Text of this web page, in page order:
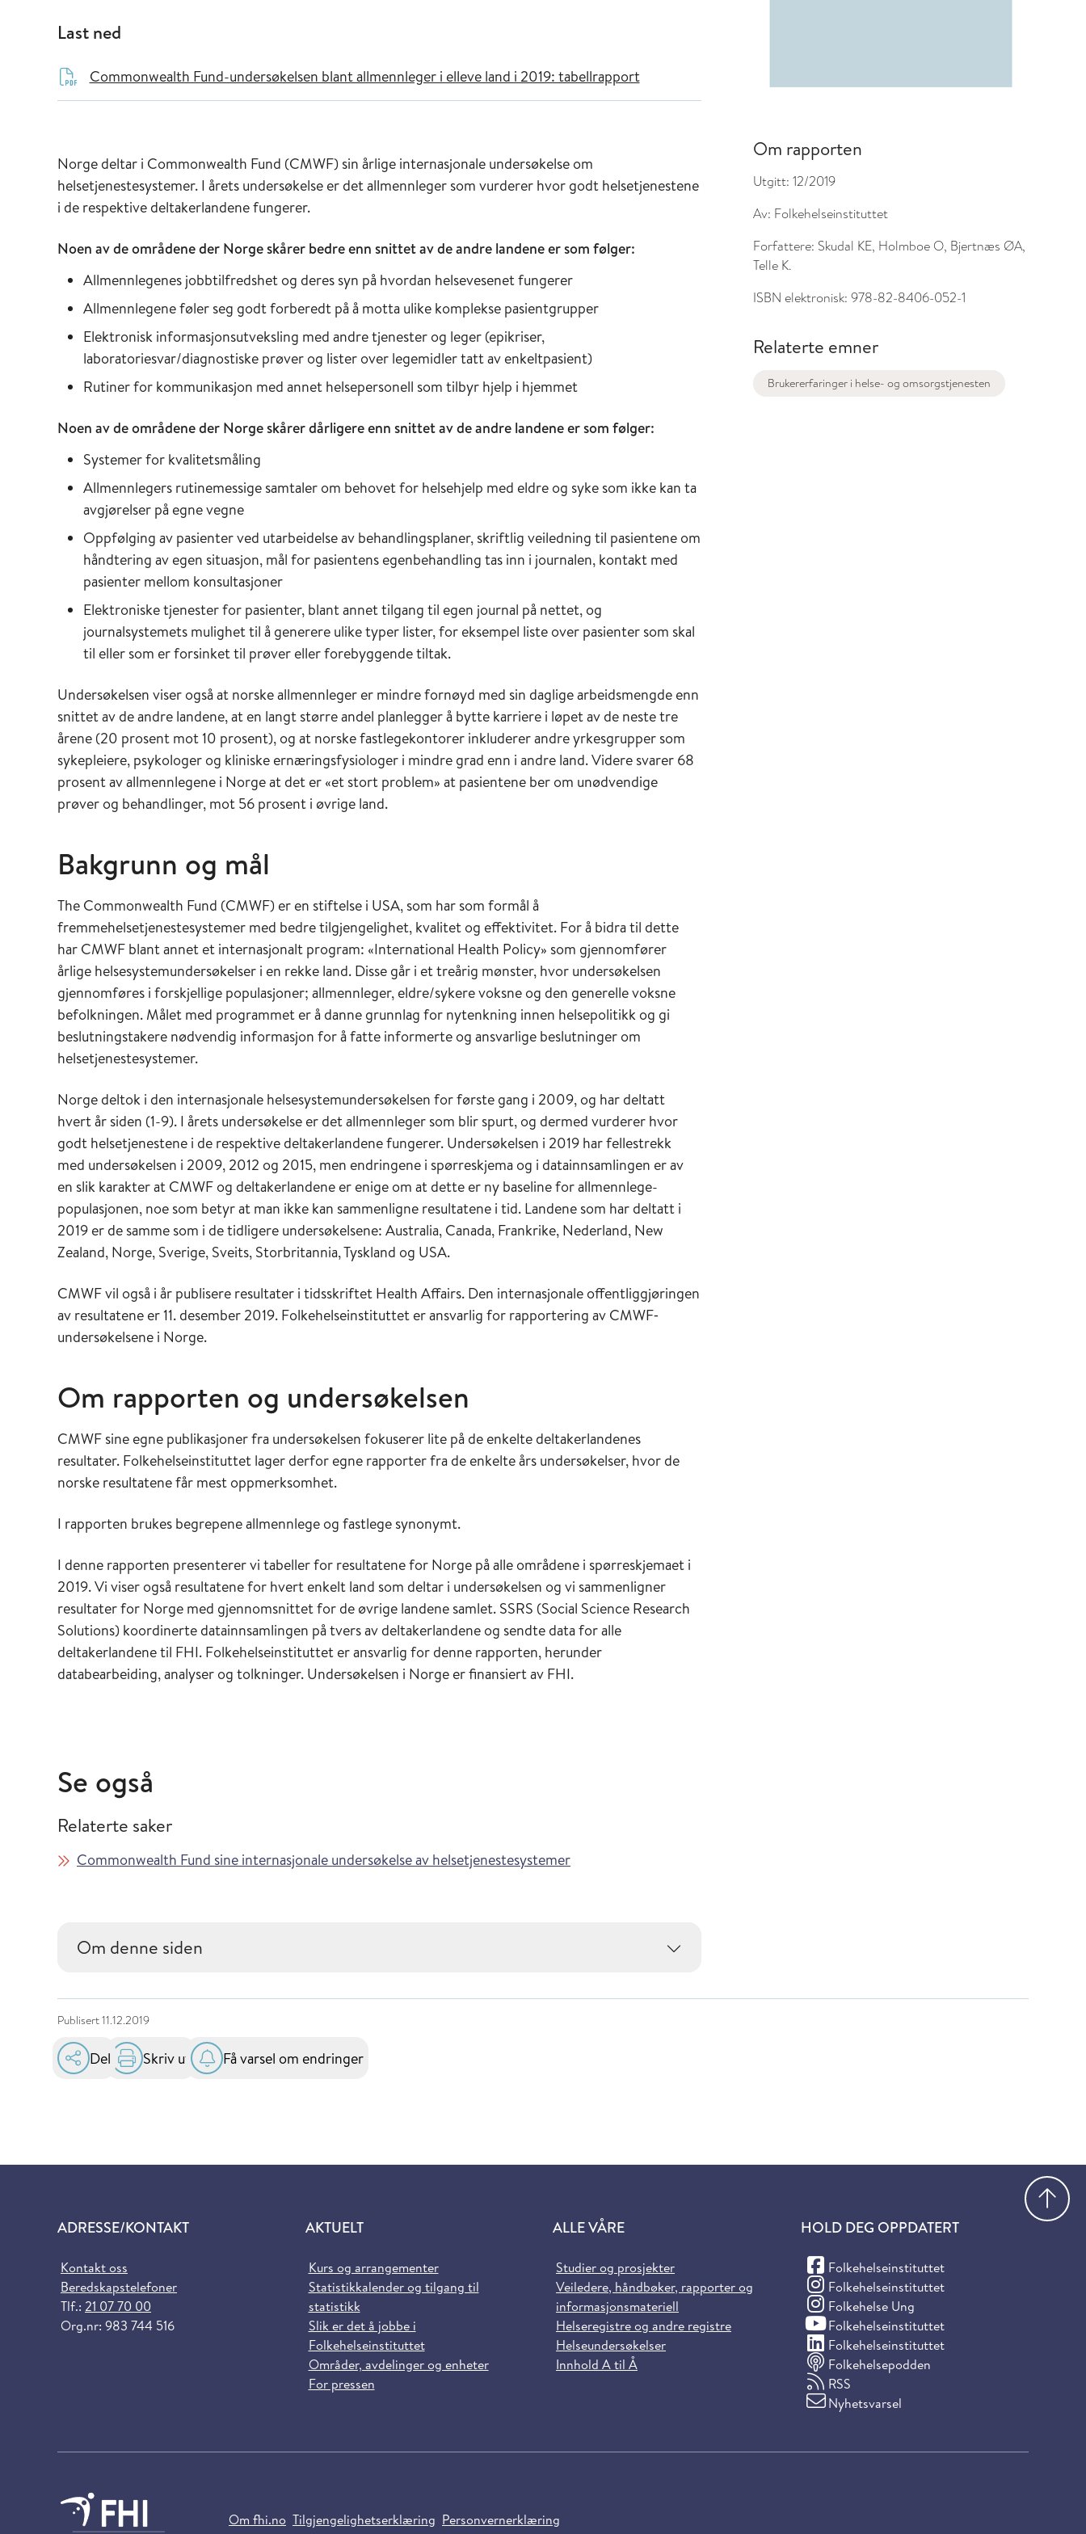
Last ned
Commonwealth Fund-undersøkelsen blant allmennleger i elleve land i 2019: tabellrapport
Norge deltar i Commonwealth Fund (CMWF) sin årlige internasjonale undersøkelse om
helsetjenestesystemer. I årets undersøkelse er det allmennleger som vurderer hvor godt helsetjenestene
i de respektive deltakerlandene fungerer.
Noen av de områdene der Norge skårer bedre enn snittet av de andre landene er som følger:
Allmennlegenes jobbtilfredshet og deres syn på hvordan helsevesenet fungerer
Allmennlegene føler seg godt forberedt på å motta ulike komplekse pasientgrupper
Elektronisk informasjonsutveksling med andre tjenester og leger (epikriser,
laboratoriesvar/diagnostiske prøver og lister over legemidler tatt av enkeltpasient)
Rutiner for kommunikasjon med annet helsepersonell som tilbyr hjelp i hjemmet
Noen av de områdene der Norge skårer dårligere enn snittet av de andre landene er som følger:
Systemer for kvalitetsmåling
Allmennlegers rutinemessige samtaler om behovet for helsehjelp med eldre og syke som ikke kan ta
avgjørelser på egne vegne
Oppfølging av pasienter ved utarbeidelse av behandlingsplaner, skriftlig veiledning til pasientene om
håndtering av egen situasjon, mål for pasientens egenbehandling tas inn i journalen, kontakt med
pasienter mellom konsultasjoner
Elektroniske tjenester for pasienter, blant annet tilgang til egen journal på nettet, og
journalsystemets mulighet til å generere ulike typer lister, for eksempel liste over pasienter som skal
til eller som er forsinket til prøver eller forebyggende tiltak.
Undersøkelsen viser også at norske allmennleger er mindre fornøyd med sin daglige arbeidsmengde enn
snittet av de andre landene, at en langt større andel planlegger å bytte karriere i løpet av de neste tre
årene (20 prosent mot 10 prosent), og at norske fastlegekontorer inkluderer andre yrkesgrupper som
sykepleiere, psykologer og kliniske ernæringsfysiologer i mindre grad enn i andre land. Videre svarer 68
prosent av allmennlegene i Norge at det er «et stort problem» at pasientene ber om unødvendige
prøver og behandlinger, mot 56 prosent i øvrige land.
Bakgrunn og mål
The Commonwealth Fund (CMWF) er en stiftelse i USA, som har som formål å
fremmehelsetjenestesystemer med bedre tilgjengelighet, kvalitet og effektivitet. For å bidra til dette
har CMWF blant annet et internasjonalt program: «International Health Policy» som gjennomfører
årlige helsesystemundersøkelser i en rekke land. Disse går i et treårig mønster, hvor undersøkelsen
gjennomføres i forskjellige populasjoner; allmennleger, eldre/sykere voksne og den generelle voksne
befolkningen. Målet med programmet er å danne grunnlag for nytenkning innen helsepolitikk og gi
beslutningstakere nødvendig informasjon for å fatte informerte og ansvarlige beslutninger om
helsetjenestesystemer.
Norge deltok i den internasjonale helsesystemundersøkelsen for første gang i 2009, og har deltatt
hvert år siden (1-9). I årets undersøkelse er det allmennleger som blir spurt, og dermed vurderer hvor
godt helsetjenestene i de respektive deltakerlandene fungerer. Undersøkelsen i 2019 har fellestrekk
med undersøkelsen i 2009, 2012 og 2015, men endringene i spørreskjema og i datainnsamlingen er av
en slik karakter at CMWF og deltakerlandene er enige om at dette er ny baseline for allmennlege-
populasjonen, noe som betyr at man ikke kan sammenligne resultatene i tid. Landene som har deltatt i
2019 er de samme som i de tidligere undersøkelsene: Australia, Canada, Frankrike, Nederland, New
Zealand, Norge, Sverige, Sveits, Storbritannia, Tyskland og USA.
CMWF vil også i år publisere resultater i tidsskriftet Health Affairs. Den internasjonale offentliggjøringen
av resultatene er 11. desember 2019. Folkehelseinstituttet er ansvarlig for rapportering av CMWF‐
undersøkelsene i Norge.
Om rapporten og undersøkelsen
CMWF sine egne publikasjoner fra undersøkelsen fokuserer lite på de enkelte deltakerlandenes
resultater. Folkehelseinstituttet lager derfor egne rapporter fra de enkelte års undersøkelser, hvor de
norske resultatene får mest oppmerksomhet.
I rapporten brukes begrepene allmennlege og fastlege synonymt.
I denne rapporten presenterer vi tabeller for resultatene for Norge på alle områdene i spørreskjemaet i
2019. Vi viser også resultatene for hvert enkelt land som deltar i undersøkelsen og vi sammenligner
resultater for Norge med gjennomsnittet for de øvrige landene samlet. SSRS (Social Science Research
Solutions) koordinerte datainnsamlingen på tvers av deltakerlandene og sendte data for alle
deltakerlandene til FHI. Folkehelseinstituttet er ansvarlig for denne rapporten, herunder
databearbeiding, analyser og tolkninger. Undersøkelsen i Norge er finansiert av FHI.
Se også
Relaterte saker
Commonwealth Fund sine internasjonale undersøkelse av helsetjenestesystemer
Om denne siden
Om rapporten
Utgitt: 12/2019
Av: Folkehelseinstituttet
Forfattere: Skudal KE, Holmboe O, Bjertnæs ØA,
Telle K.
ISBN elektronisk: 978-82-8406-052-1
Relaterte emner
Brukererfaringer i helse- og omsorgstjenesten
Publisert11.12.2019
Del Skriv ut Få varsel om endringer
ADRESSE/KONTAKT
Kontakt oss
Beredskapstelefoner
Tlf.: 21 07 70 00
Org.nr: 983 744 516
AKTUELT
Kurs og arrangementer
Statistikkalender og tilgang til
statistikk
Slik er det å jobbe i
Folkehelseinstituttet
Områder, avdelinger og enheter
For pressen
ALLE VÅRE
Studier og prosjekter
Veiledere, håndbøker, rapporter og
informasjonsmateriell
Helseregistre og andre registre
Helseundersøkelser
Innhold A til Å
HOLD DEG OPPDATERT
Folkehelseinstituttet
(Facebook)
Folkehelseinstituttet
(Instagram)
Folkehelse Ung
(Instagram)
Folkehelseinstituttet
(YouTube)
Folkehelseinstituttet
(LinkedIn)
Folkehelsepodden
RSS
Nyhetsvarsel
Om fhi.no Tilgjengelighetserklæring Personvernerklæring